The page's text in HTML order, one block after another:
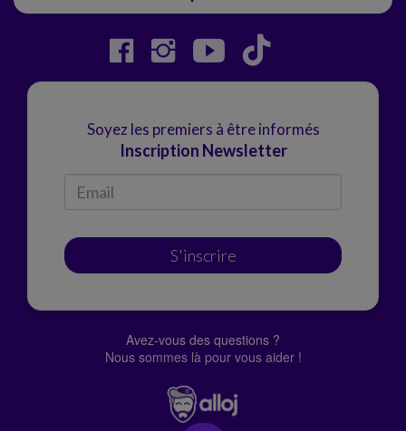
Soyez les premiers à être informés
Inscription Newsletter
S'inscrire
Avez-vous des questions ?
Nous sommes là pour vous aider !